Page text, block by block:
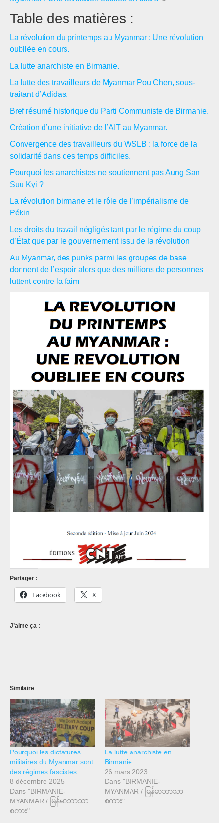
Table des matières :
La révolution du printemps au Myanmar : Une révolution
oubliée en cours.
La lutte anarchiste en Birmanie.
La lutte des travailleurs de Myanmar Pou Chen, sous-
traitant d’Adidas.
Bref résumé historique du Parti Communiste de Birmanie.
Création d’une initiative de l’AIT au Myanmar.
Convergence des travailleurs du WSLB : la force de la
solidarité dans des temps difficiles.
Pourquoi les anarchistes ne soutiennent pas Aung San
Suu Kyi ?
La révolution birmane et le rôle de l’impérialisme de
Pékin
Les droits du travail négligés tant par le régime du coup
d’État que par le gouvernement issu de la révolution
Au Myanmar, des punks parmi les groupes de base
donnent de l’espoir alors que des millions de personnes
luttent contre la faim
Partager :
Facebook X
J’aime ça :
Similaire
Pourquoi les dictatures
militaires du Myanmar sont
des régimes fascistes
8 décembre 2025
Dans "BIRMANIE-
MYANMAR / မြန်မာဘာသာ
စကား"
La lutte anarchiste en
Birmanie
26 mars 2023
Dans "BIRMANIE-
MYANMAR / မြန်မာဘာသာ
စကား"